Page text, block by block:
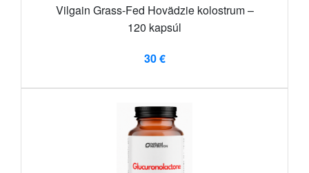
Vilgain Grass-Fed Hovädzie kolostrum –
120 kapsúl
30 €